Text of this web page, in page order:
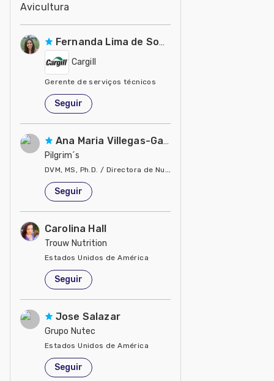
Avicultura
Fernanda Lima de Souza Castro
Cargill
Gerente de serviços técnicos
Estados Unidos de América
Seguir
Ana Maria Villegas-Gamble
Pilgrim´s
DVM, MS, Ph.D. / Directora de Nutrición
Estados Unidos de América
Seguir
Carolina Hall
Trouw Nutrition
Estados Unidos de América
Seguir
Jose Salazar
Grupo Nutec
Estados Unidos de América
Seguir